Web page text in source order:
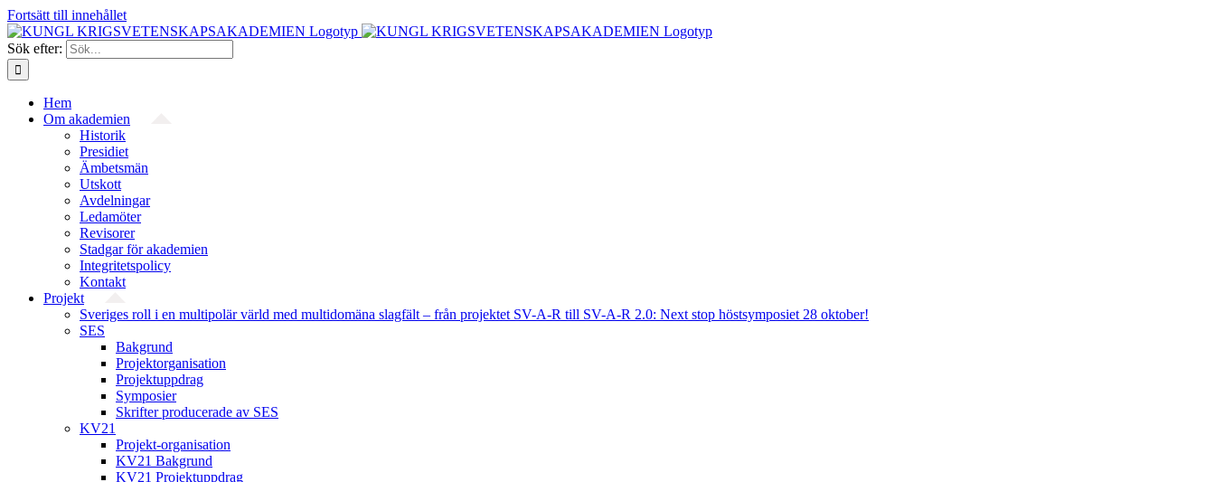
Fortsätt till innehållet
Sök efter:
Hem
Om akademien
Historik
Presidiet
Ämbetsmän
Utskott
Avdelningar
Ledamöter
Revisorer
Stadgar för akademien
Integritetspolicy
Kontakt
Projekt
Sveriges roll i en multipolär värld med multidomäna slagfält – från projektet SV-A-R till SV-A-R 2.0: Next stop höstsymposiet 28 oktober!
SES
Bakgrund
Projekt­organisation
Projektuppdrag
Symposier
Skrifter producerade av SES
KV21
Projekt-organisation
KV21 Bakgrund
KV21 Projektuppdrag